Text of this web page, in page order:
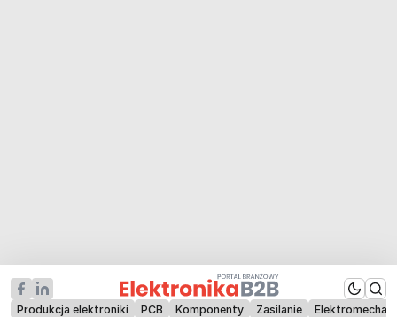
Produkcja elektroniki PCB Komponenty Zasilanie